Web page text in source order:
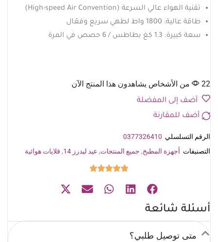
تقنية الهواء عالي السرعة (High-speed Air Convention)
طاقة عالية: 1800 واط لطهي سريع وفعّال
سعة كبيرة: 1.3 كغ بطاطس / 6 حصص في المرة
22 من الأشخاص يشاهدون هذا المنتج الآن
أضف إلى المفضلة
أضف للمقارنة
الرقم التسلسلي 0377326410
التصنيفات أجهزة المطبخ, جميع المنتجات, عيد ليدرز 14 , قلايات هوائية
أسئلة شائعة
متى توصيل طلبي؟